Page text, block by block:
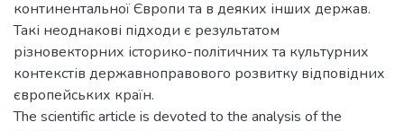
континентальної Європи та в деяких інших держав.
Такі неоднакові підходи є результатом
різновекторних історико-політичних та культурних
контекстів державноправового розвитку відповідних
європейських країн.
The scientific article is devoted to the analysis of the